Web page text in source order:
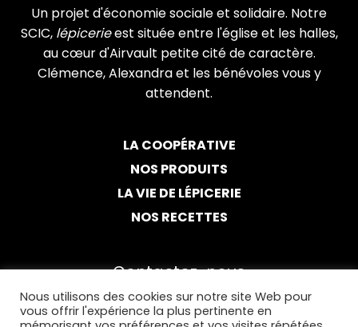
Un projet d'économie sociale et solidaire. Notre
SCIC, lépicerieest située entre l'église et les halles,
au cœur d'Airvault petite cité de caractère.
Clémence, Alexandra et les bénévoles vous y
attendent.
LA COOPÉRATIVE
NOS PRODUITS
LA VIE DE LÉPICERIE
NOS RECETTES
Contactez-nous
05 49 94 67 28
Nous utilisons des cookies sur notre site Web pour
vous offrir l'expérience la plus pertinente en